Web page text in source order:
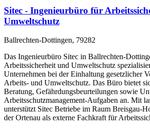
Sitec - Ingenieurbüro für
Umweltschutz
Ballrechten-Dottingen, 79282
Das Ingenieurbüro Sitec in Ballrechten-
Arbeitssicherheit und Umweltschutz
Unternehmen bei der Einhaltung gesetzlicher
Arbeits- und Umweltschutz. Das Büro bietet
Beratung, Gefährdungsbeurteilungen sowie
Arbeitsschutzmanagement-Aufgaben an. Mit
unterstützt Sitec Betriebe im Raum Breisgau-
der Ortenau als externe Fachkraft für